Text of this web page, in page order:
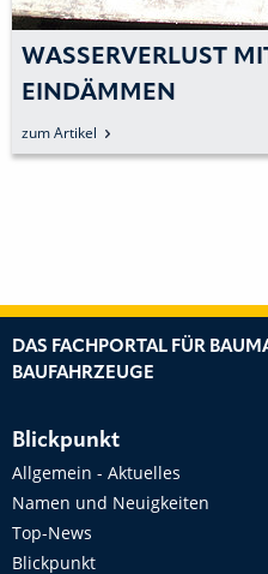
WASSERVERLUST
EINDÄMMEN
zum Artikel
DAS FACHPORTAL FÜR
BAUFAHRZEUGE
Blickpunkt
Allgemein - Aktuelles
Namen und Neuigkeiten
Top-News
Blickpunkt